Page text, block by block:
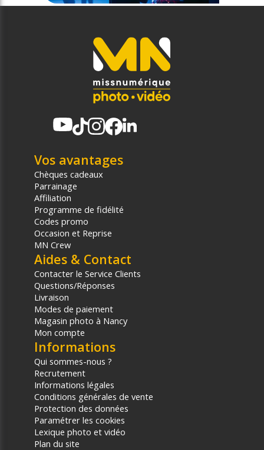
Vos avantages
Chèques cadeaux
Parrainage
Affiliation
Programme de fidélité
Codes promo
Occasion et Reprise
MN Crew
Aides & Contact
Contacter le Service Clients
Questions/Réponses
Livraison
Modes de paiement
Magasin photo à Nancy
Mon compte
Informations
Qui sommes-nous ?
Recrutement
Informations légales
Conditions générales de vente
Protection des données
Paramétrer les cookies
Lexique photo et vidéo
Plan du site